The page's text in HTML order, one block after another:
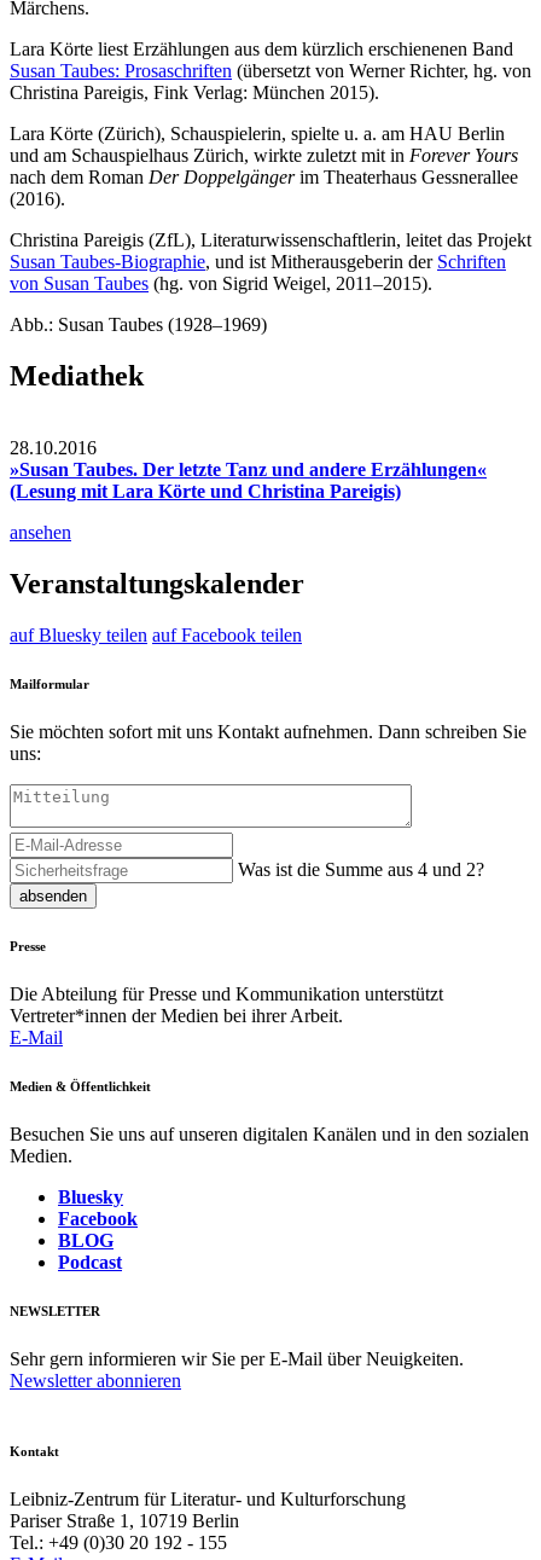
Märchens.
Lara Körte liest Erzählungen aus dem kürzlich erschienenen Band
Susan Taubes: Prosaschriften (übersetzt von Werner Richter, hg. von
Christina Pareigis, Fink Verlag: München 2015).
Lara Körte (Zürich), Schauspielerin, spielte u. a. am HAU Berlin
und am Schauspielhaus Zürich, wirkte zuletzt mit in Forever Yours
nach dem Roman Der Doppelgängerim Theaterhaus Gessnerallee
(2016).
Christina Pareigis (ZfL), Literaturwissenschaftlerin, leitet das Projekt
Susan Taubes-Biographie, und ist Mitherausgeberin der Schriften
von Susan Taubes (hg. von Sigrid Weigel, 2011–2015).
Abb.: Susan Taubes (1928–1969)
Mediathek
28.10.2016
»Susan Taubes. Der letzte Tanz und andere Erzählungen«
(Lesung mit Lara Körte und Christina Pareigis)
ansehen
Veranstaltungskalender
auf Bluesky teilen auf Facebook teilen
Mailformular
Sie möchten sofort mit uns Kontakt aufnehmen. Dann schreiben Sie
uns:
Was ist die Summe aus 4 und 2?
absenden
Presse
Die Abteilung für Presse und Kommunikation unterstützt
Vertreter*innen der Medien bei ihrer Arbeit.
E-Mail
Medien & Öffentlichkeit
Besuchen Sie uns auf unseren digitalen Kanälen und in den sozialen
Medien.
Bluesky
Facebook
BLOG
Podcast
NEWSLETTER
Sehr gern informieren wir Sie per E-Mail über Neuigkeiten.
Newsletter abonnieren
Kontakt
Leibniz-Zentrum für Literatur- und Kulturforschung
Pariser Straße 1, 10719 Berlin
Tel.: +49 (0)30 20 192 - 155